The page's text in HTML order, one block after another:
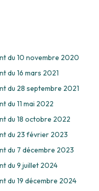
du 10 novembre 2020
du 16 mars 2021
du 28 septembre 2021
du 11 mai 2022
du 18 octobre 2022
du 23 février 2023
du 7 décembre 2023
du 9 juillet 2024
du 19 décembre 2024